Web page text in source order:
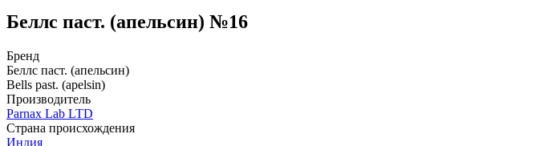
Беллс паст. (апельсин) №16
Бренд
Беллс паст. (апельсин)
Bells past. (apelsin)
Производитель
Parnax Lab LTD
Страна происхождения
Индия